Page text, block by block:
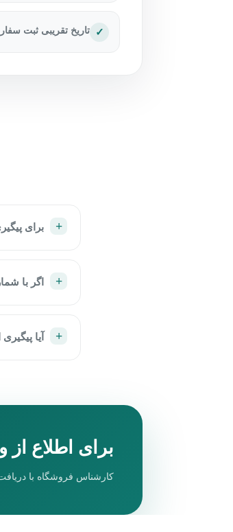
✓ تاریخ تقریبی ثبت
برای
اگر با
آیا
برای اطلاع
کارشناس فروشگاه با